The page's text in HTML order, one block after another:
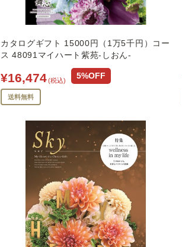
カタログギフト 15000円（1万5千円）コー
ス 48091マイハート紫苑-しおん-
¥16,474(税込) 5%OFF
送料無料